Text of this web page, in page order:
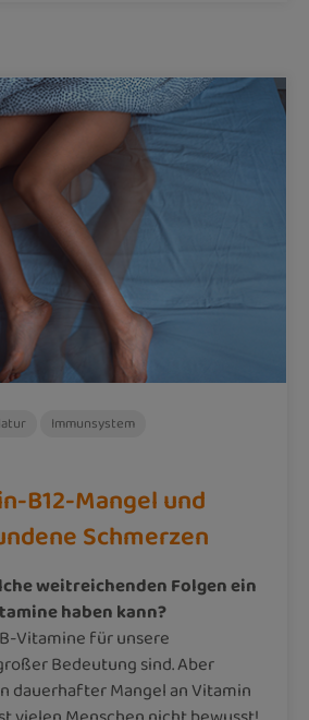
Immunsystem
B12-Mangel und
Schmerzen
weitreichenden Folgen ein
haben kann?
Vitamine für unsere
Bedeutung sind. Aber
dauerhafter Mangel an Vitamin